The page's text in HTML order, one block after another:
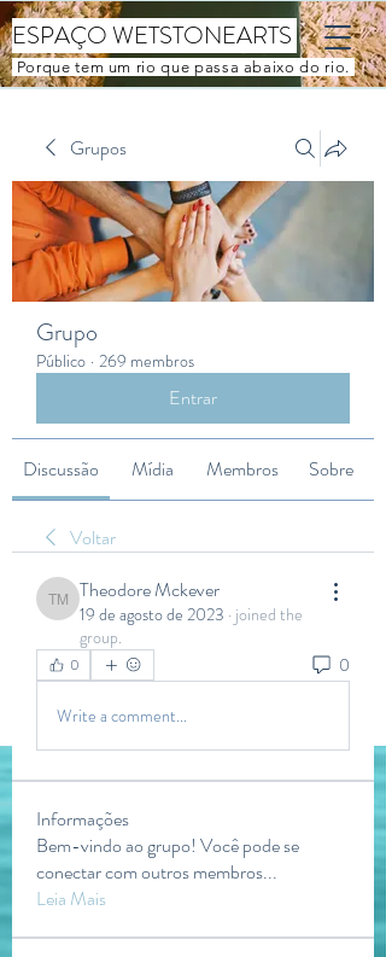
ESPAÇO WETSTONEARTS
Porque tem um rio que passa abaixo do rio.
Grupos
Grupo
Público · 269 membros
Entrar
Discussão Mídia Membros Sobre
Voltar
Theodore Mckever
Theodore Mckever
19 de agosto de 2023 · joined the
group.
0 0
Write a comment...
Informações
Bem-vindo ao grupo! Você pode se
conectar com outros membros...
Leia Mais